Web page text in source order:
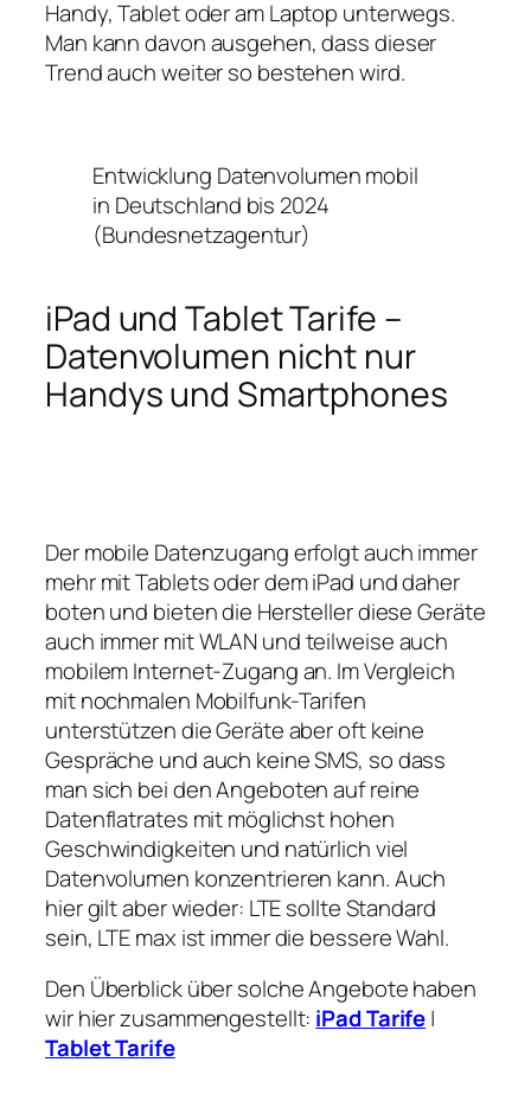
Handy, Tablet oder am Laptop unterwegs.
Man kann davon ausgehen, dass dieser
Trend auch weiter so bestehen wird.
Entwicklung Datenvolumen mobil
in Deutschland bis 2024
(Bundesnetzagentur)
iPad und Tablet Tarife –
Datenvolumen nicht nur
Handys und Smartphones
Der mobile Datenzugang erfolgt auch immer
mehr mit Tablets oder dem iPad und daher
boten und bieten die Hersteller diese Geräte
auch immer mit WLAN und teilweise auch
mobilem Internet-Zugang an. Im Vergleich
mit nochmalen Mobilfunk-Tarifen
unterstützen die Geräte aber oft keine
Gespräche und auch keine SMS, so dass
man sich bei den Angeboten auf reine
Datenflatrates mit möglichst hohen
Geschwindigkeiten und natürlich viel
Datenvolumen konzentrieren kann. Auch
hier gilt aber wieder: LTE sollte Standard
sein, LTE max ist immer die bessere Wahl.
Den Überblick über solche Angebote haben
wir hier zusammengestellt: iPad Tarife|
Tablet Tarife